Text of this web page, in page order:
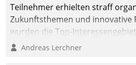
Teilnehmer erhielten straff
Zukunftsthemen und innovative
wurden die Top-
Andreas Lerchner